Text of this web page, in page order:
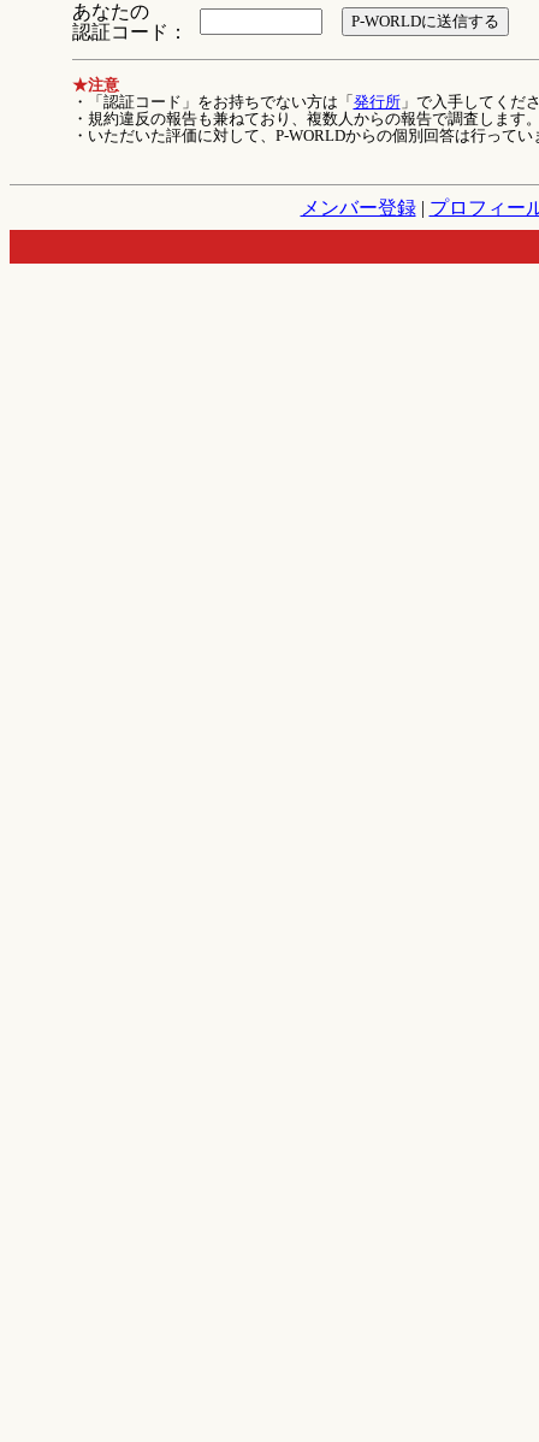
あなたの
認証コード：
★注意
・「認証コード」をお持ちでない方は「 発行所」で入手してくだ
・規約違反の報告も兼ねており、複数人からの報告で調査します
・いただいた評価に対して、P-WORLDからの個別回答は行ってい
メンバー登録| プロフィー